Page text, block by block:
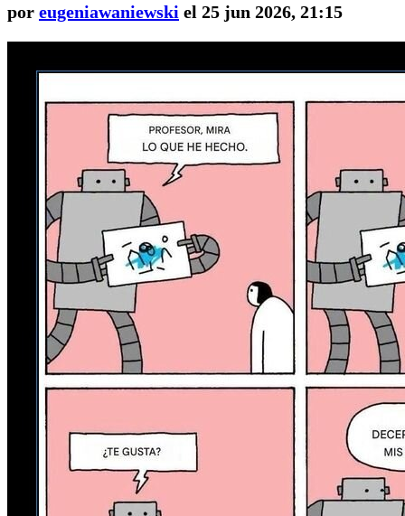
por eugeniawaniewski el 25 jun 2026, 21:15